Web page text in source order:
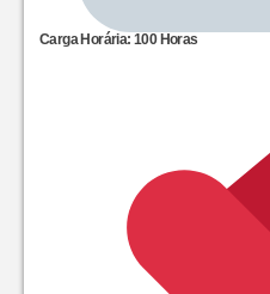
Carga Horária: 100 Horas